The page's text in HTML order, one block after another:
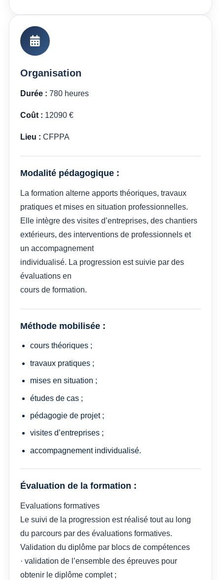
Organisation
Durée : 780 heures
Coût : 12090 €
Lieu : CFPPA
Modalité pédagogique :
La formation alterne apports théoriques, travaux
pratiques et mises en situation professionnelles.
Elle intègre des visites d’entreprises, des chantiers
extérieurs, des interventions de professionnels et
un accompagnement
individualisé. La progression est suivie par des
évaluations en
cours de formation.
Méthode mobilisée :
cours théoriques ;
travaux pratiques ;
mises en situation ;
études de cas ;
pédagogie de projet ;
visites d’entreprises ;
accompagnement individualisé.
Évaluation de la formation :
Evaluations formatives
Le suivi de la progression est réalisé tout au long
du parcours par des évaluations formatives.
Validation du diplôme par blocs de compétences
· validation de l’ensemble des épreuves pour
obtenir le diplôme complet ;